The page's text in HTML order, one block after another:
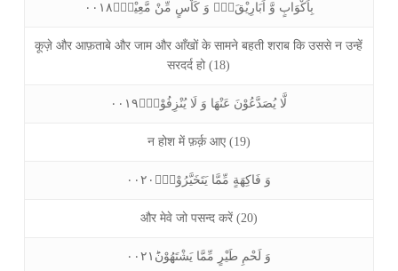
بِاَكْوَابٍ وَّ اَبَارِيْقَ١ۙ۬ وَ كَاْسٍ مِّنْ مَّعِيْنٍۙ۰۰۱۸
कूज़े और आफ़ताबे और जाम और आँखों के सामने बहती शराब कि उससे न उन्हें
सरदर्द हो (18)
لَّا يُصَدَّعُوْنَ عَنْهَا وَ لَا يُنْزِفُوْنَۙ۰۰۱۹
न होश में फ़र्क़ आए (19)
وَ فَاكِهَةٍ مِّمَّا يَتَخَيَّرُوْنَۙ۰۰۲۰
और मेवे जो पसन्द करें (20)
وَ لَحْمِ طَيْرٍ مِّمَّا يَشْتَهُوْنَؕ۰۰۲۱